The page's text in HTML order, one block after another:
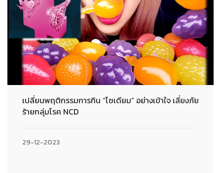
เปลี่ยนพฤติกรรมการกิน “โซเดียม” อย่างเข้าใจ เลี่ยงภัย
ร้ายกลุ่มโรค NCD
29-12-2023